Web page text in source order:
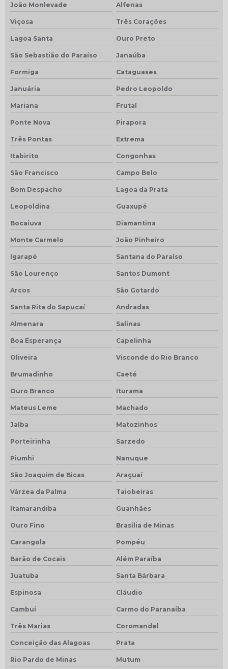
João Monlevade Alfenas
Viçosa Três Corações
Lagoa Santa Ouro Preto
São Sebastião do Paraíso Janaúba
Formiga Cataguases
Januária Pedro Leopoldo
Mariana Frutal
Ponte Nova Pirapora
Três Pontas Extrema
Itabirito Congonhas
São Francisco Campo Belo
Bom Despacho Lagoa da Prata
Leopoldina Guaxupé
Bocaiuva Diamantina
Monte Carmelo João Pinheiro
Igarapé Santana do Paraíso
São Lourenço Santos Dumont
Arcos São Gotardo
Santa Rita do Sapucaí Andradas
Almenara Salinas
Boa Esperança Capelinha
Oliveira Visconde do Rio Branco
Brumadinho Caeté
Ouro Branco Iturama
Mateus Leme Machado
Jaíba Matozinhos
Porteirinha Sarzedo
Piumhi Nanuque
São Joaquim de Bicas Araçuaí
Várzea da Palma Taiobeiras
Itamarandiba Guanhães
Ouro Fino Brasília de Minas
Carangola Pompéu
Barão de Cocais Além Paraíba
Juatuba Santa Bárbara
Espinosa Cláudio
Cambuí Carmo do Paranaíba
Três Marias Coromandel
Conceição das Alagoas Prata
Rio Pardo de Minas Mutum